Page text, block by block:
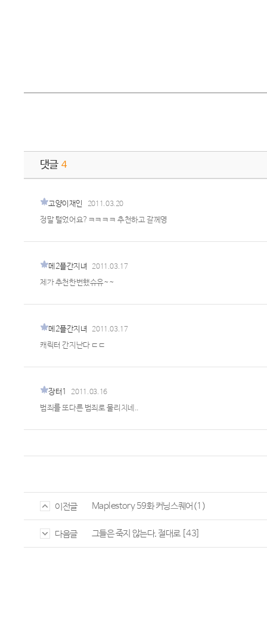
댓글 4
고양이재인 2011.03.20
정말 털었어요?ㅋㅋㅋㅋ 추천하고 갈께영
메2플간지녀 2011.03.17
제가 추천한번했슈유~~
메2플간지녀 2011.03.17
캐릭터 간지난다 ㄷㄷ
장터1 2011.03.16
범죄를 또다른 범죄로 물리치네..
이전글 Maplestory 59화 커닝스퀘어(1)
다음글 그들은 죽지 않는다. 절대로 [43]